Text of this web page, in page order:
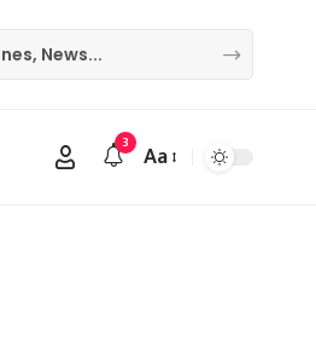
3
Font
Aa